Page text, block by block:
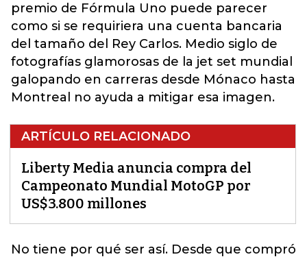
premio de Fórmula Uno puede parecer
como si se requiriera una cuenta bancaria
del tamaño del Rey Carlos. Medio siglo de
fotografías glamorosas de la jet set mundial
galopando en carreras desde Mónaco hasta
Montreal no ayuda a mitigar esa imagen.
ARTÍCULO RELACIONADO
Liberty Media anuncia compra del
Campeonato Mundial MotoGP por
US$3.800 millones
No tiene por qué ser así. Desde que compró